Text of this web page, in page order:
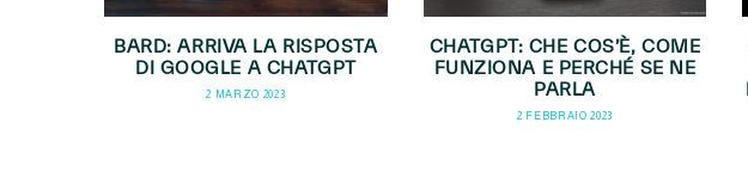
BARD: ARRIVA LA RISPOSTA
DI GOOGLE A CHATGPT
2 MARZO 2023
CHATGPT: CHE COS’È, COME
FUNZIONA E PERCHÉ SE NE
PARLA
2 FEBBRAIO 2023